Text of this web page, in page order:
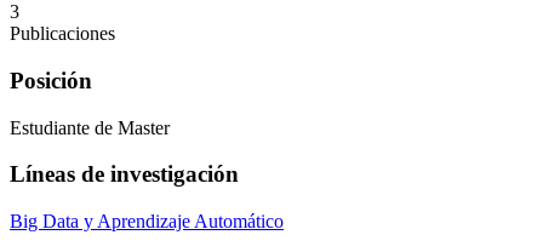
3
Publicaciones
Posición
Estudiante de Master
Líneas de investigación
Big Data y Aprendizaje Automático